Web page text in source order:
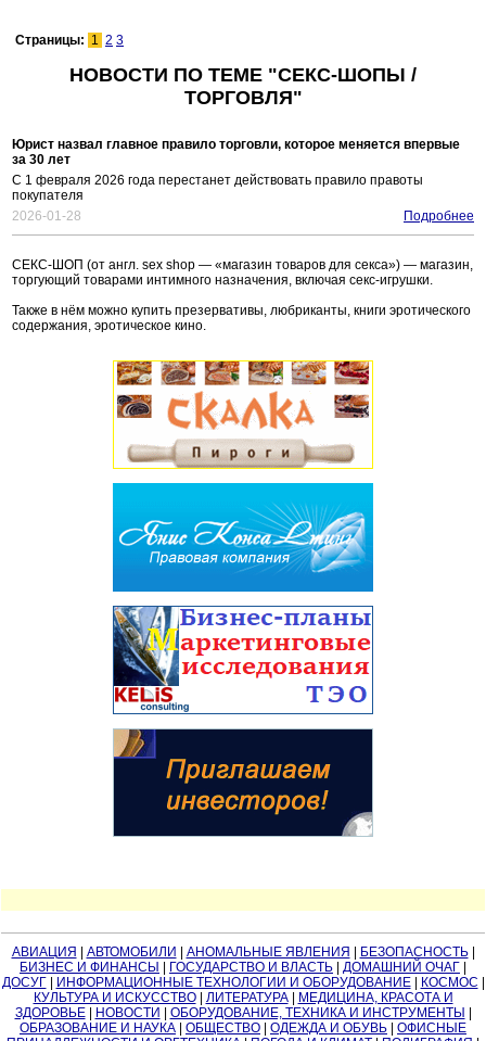
Страницы: 1 2 3
НОВОСТИ ПО ТЕМЕ "СЕКС-ШОПЫ /
ТОРГОВЛЯ"
Юрист назвал главное правило торговли, которое меняется впервые
за 30 лет
С 1 февраля 2026 года перестанет действовать правило правоты
покупателя
2026-01-28
Подробнее
СЕКС-ШОП (от англ. sex shop — «магазин товаров для секса») — магазин,
торгующий товарами интимного назначения, включая секс-игрушки.
Также в нём можно купить презервативы, любриканты, книги эротического
содержания, эротическое кино.
АВИАЦИЯ АВТОМОБИЛИ АНОМАЛЬНЫЕ ЯВЛЕНИЯ БЕЗОПАСНОСТЬ|
БИЗНЕС И ФИНАНСЫ
ГОСУДАРСТВО И ВЛАСТЬ ДОМАШНИЙ ОЧАГ
ДОСУГ| ИНФОРМАЦИОННЫЕ ТЕХНОЛОГИИ И ОБОРУДОВАНИЕ| КОСМОС
КУЛЬТУРА И ИСКУССТВО| ЛИТЕРАТУРА|
МЕДИЦИНА, КРАСОТА И
ЗДОРОВЬЕ| НОВОСТИ ОБОРУДОВАНИЕ, ТЕХНИКА И ИНСТРУМЕНТЫ
ОБРАЗОВАНИЕ И НАУКА
ОБЩЕСТВО ОДЕЖДА И ОБУВЬ
ОФИСНЫЕ